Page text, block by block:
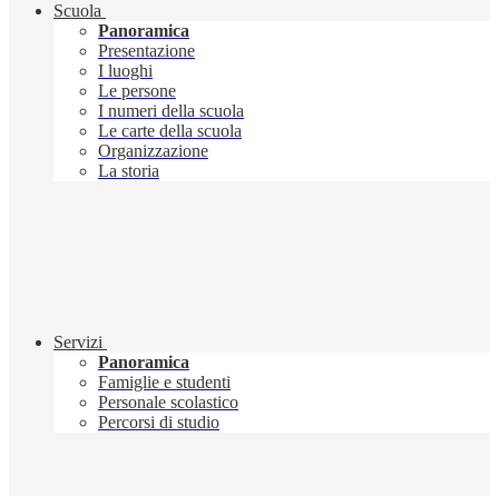
Scuola
Panoramica
Presentazione
I luoghi
Le persone
I numeri della scuola
Le carte della scuola
Organizzazione
La storia
Servizi
Panoramica
Famiglie e studenti
Personale scolastico
Percorsi di studio